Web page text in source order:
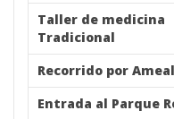
Taller de medicina
Tradicional
Recorrido por
Entrada al Parque